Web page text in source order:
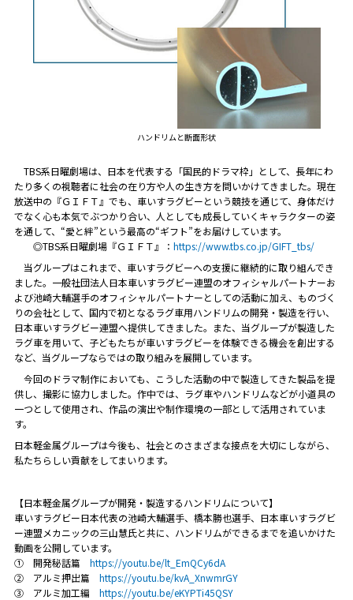
ハンドリムと断面形状
TBS系日曜劇場は、日本を代表する「国民的ドラマ枠」として、長年にわ
たり多くの視聴者に社会の在り方や人の生き方を問いかけてきました。現在
放送中の『ＧＩＦＴ』でも、車いすラグビーという競技を通じて、身体だけ
でなく心も本気でぶつかり合い、人としても成長していくキャラクターの姿
を通して、“愛と絆”という最高の“ギフト”をお届けしています。
◎TBS系日曜劇場『ＧＩＦＴ』： https://www.tbs.co.jp/GIFT_tbs/
当グループはこれまで、車いすラグビーへの支援に継続的に取り組んでき
ました。一般社団法人日本車いすラグビー連盟のオフィシャルパートナーお
よび池崎大輔選手のオフィシャルパートナーとしての活動に加え、ものづく
りの会社として、国内で初となるラグ車用ハンドリムの開発・製造を行い、
日本車いすラグビー連盟へ提供してきました。また、当グループが製造した
ラグ車を用いて、子どもたちが車いすラグビーを体験できる機会を創出する
など、当グループならではの取り組みを展開しています。
今回のドラマ制作においても、こうした活動の中で製造してきた製品を提
供し、撮影に協力しました。作中では、ラグ車やハンドリムなどが小道具の
一つとして使用され、作品の演出や制作環境の一部として活用されていま
す。
日本軽金属グループは今後も、社会とのさまざまな接点を大切にしながら、
私たちらしい貢献をしてまいります。
【日本軽金属グループが開発・製造するハンドリムについて】
車いすラグビー日本代表の池崎大輔選手、橋本勝也選手、日本車いすラグビ
ー連盟メカニックの三山慧氏と共に、ハンドリムができるまでを追いかけた
動画を公開しています。
① 開発秘話篇 https://youtu.be/lt_EmQCy6dA
② アルミ押出篇 https://youtu.be/kvA_XnwmrGY
③ アルミ加工編 https://youtu.be/eKYPTi45QSY